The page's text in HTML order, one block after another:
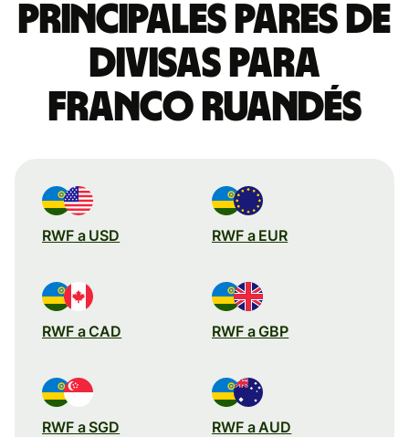
Principales pares de
divisas para
franco ruandés
RWF a USD RWF a EUR
RWF a CAD RWF a GBP
RWF a SGD RWF a AUD